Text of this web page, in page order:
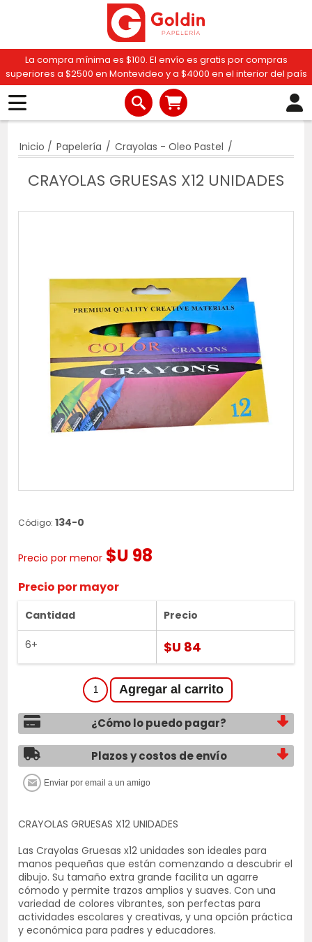
La compra mínima es $100. El envío es gratis por compras
superiores a $2500 en Montevideo y a $4000 en el interior del país
Inicio / Papelería / Crayolas - Oleo Pastel /
CRAYOLAS GRUESAS X12 UNIDADES
Código: 134-0
Precio por menor $U 98
Precio por mayor
Cantidad
6+
Precio
$U 84
¿Cómo lo puedo pagar?
Plazos y costos de envío
CRAYOLAS GRUESAS X12 UNIDADES
Las Crayolas Gruesas x12 unidades son ideales para
manos pequeñas que están comenzando a descubrir el
dibujo. Su tamaño extra grande facilita un agarre
cómodo y permite trazos amplios y suaves. Con una
variedad de colores vibrantes, son perfectas para
actividades escolares y creativas, y una opción práctica
y económica para padres y educadores.